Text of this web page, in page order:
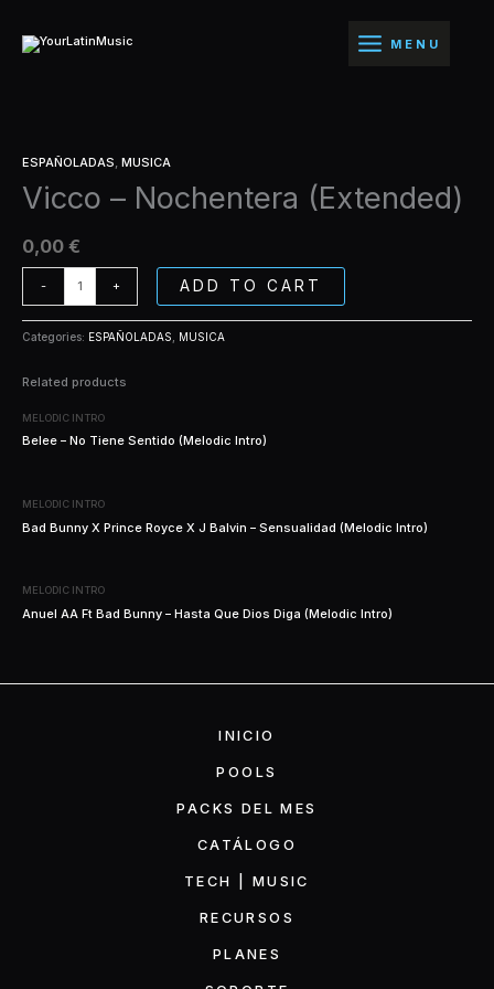
contenido
MENU
ESPAÑOLADAS, MUSICA
Vicco – Nochentera (Extended)
0,00 €
-
-
Nochentera
(Extended)
+ ADD TO CART
Categories: ESPAÑOLADAS MUSICA
Related products
MELODIC INTRO
Belee – No Tiene Sentido (Melodic Intro)
MELODIC INTRO
Bad Bunny X Prince Royce X J Balvin – Sensualidad (Melodic Intro)
MELODIC INTRO
Anuel AA Ft Bad Bunny – Hasta Que Dios Diga (Melodic Intro)
INICIO
POOLS
PACKS DEL MES
CATÁLOGO
TECH | MUSIC
RECURSOS
PLANES
quantity